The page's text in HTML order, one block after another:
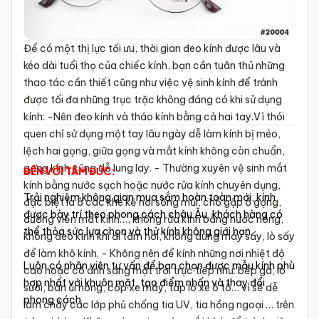
Để có một thị lực tối ưu, thời gian đeo kính được lâu và
kéo dài tuổi thọ của chiếc kính, bạn cần tuân thủ những
thao tác cần thiết cũng như việc vệ sinh kính để tránh
được tối đa những trục trặc không đáng có khi sử dụng
kính: -Nên đeo kính và tháo kính bằng cả hai tay.Vì thói
quen chỉ sử dụng một tay lâu ngày dễ làm kính bị méo,
lệch hai gọng, giữa gọng và mắt kính không còn chuẩn,
gọng kính cũng dễ lung lay. - Thường xuyên vệ sinh mắt
kính bằng nước sạch hoặc nước rửa kính chuyên dụng,
đặc biệt là ở các khe kẽ nơi sống mũi, chỗ gập ở gọng,
đường viền mắt kính…, không rửa kính bằng nước nóng,
không đeo kính khi đi tắm hơi, không dùng máy sấy, lò sấy
để làm khô kính. - Không nên để kính những nơi nhiệt độ
cao hoặc có ánh sáng mặt trời trực tiếp như: bếp ga, lò
sưởi, bàn ủi nóng, cốp xe máy, táp lô xe ô tô… vì sẽ dễ
làm chảy các lớp phủ chống tia UV, tia hồng ngoại … trên
ĐẾN VỚI TÂM ĐỨC:
Trải nghiệm không gian mua sắm hoàn toàn mới, kính
được bày trí theo phong cách châu Âu, khách hàng có
thể thỏa sức lựa chọn và thử kính không giới hạn.
Luôn có nhân viên tư vấn để bạn chọn được mẫu kính phù
hợp nhất với khuôn mặt, tạo điểm nhấn và thay đổi
phong cách